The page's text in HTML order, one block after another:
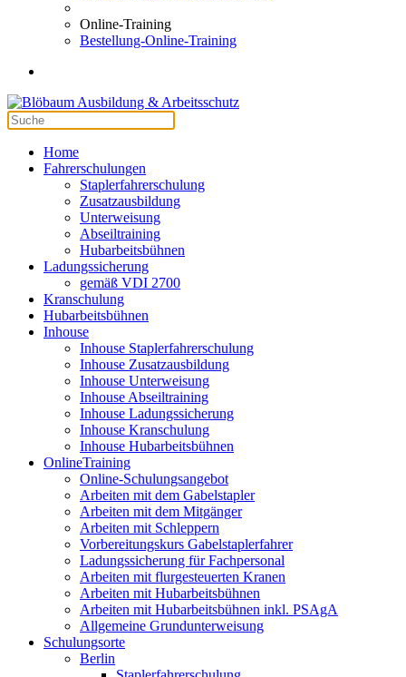
Online-Training
Bestellung-Online-Training
Home
Fahrerschulungen
Staplerfahrerschulung
Zusatzausbildung
Unterweisung
Abseiltraining
Hubarbeitsbühnen
Ladungssicherung
gemäß VDI 2700
Kranschulung
Hubarbeitsbühnen
Inhouse
Inhouse Staplerfahrerschulung
Inhouse Zusatzausbildung
Inhouse Unterweisung
Inhouse Abseiltraining
Inhouse Ladungssicherung
Inhouse Kranschulung
Inhouse Hubarbeitsbühnen
OnlineTraining
Online-Schulungsangebot
Arbeiten mit dem Gabelstapler
Arbeiten mit dem Mitgänger
Arbeiten mit Schleppern
Vorbereitungskurs Gabelstaplerfahrer
Ladungssicherung für Fachpersonal
Arbeiten mit flurgesteuerten Kranen
Arbeiten mit Hubarbeitsbühnen
Arbeiten mit Hubarbeitsbühnen inkl. PSAgA
Allgemeine Grundunterweisung
Schulungsorte
Berlin